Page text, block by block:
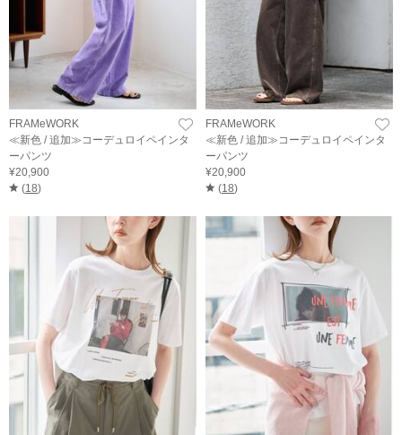
FRAMeWORK
≪新色 / 追加≫コーデュロイペインタ
ーパンツ
¥20,900
(18)
FRAMeWORK
≪新色 / 追加≫コーデュロイペインタ
ーパンツ
¥20,900
(18)